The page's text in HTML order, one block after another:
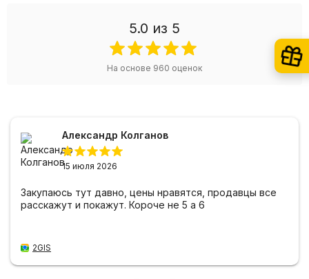
5.0 из 5
На основе 960 оценок
Александр Колганов
15 июля 2026
Закупаюсь тут давно, цены нравятся, продавцы все
расскажут и покажут. Короче не 5 а 6
2GIS